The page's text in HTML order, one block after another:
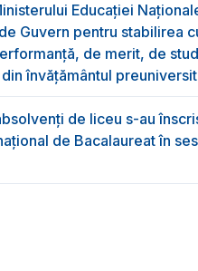
Educației
Guvern pentru stabilirea
de merit, de
învățământul
de liceu s-au
de Bacalaureat în